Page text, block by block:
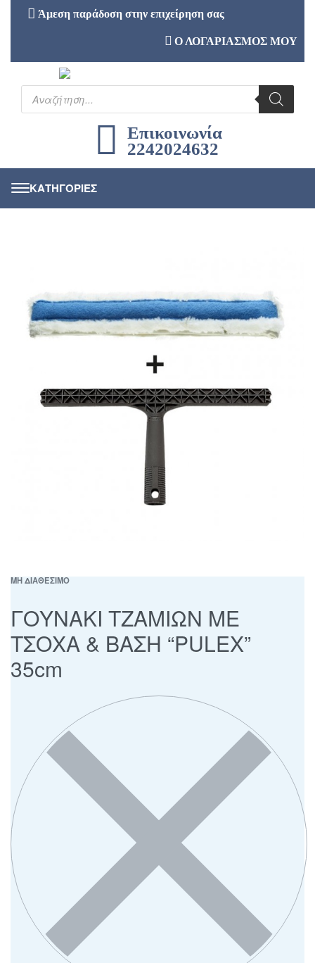
Άμεση παράδοση στην επιχείρηση σας
Ο ΛΟΓΑΡΙΑΣΜΟΣ ΜΟΥ
Επικοινωνία
2242024632
ΜΗ ΔΙΑΘΕΣΙΜΟ
ΓΟΥΝΑΚΙ ΤΖΑΜΙΩΝ ΜΕ
ΤΣΟΧΑ & ΒΑΣΗ “PULEX”
35cm